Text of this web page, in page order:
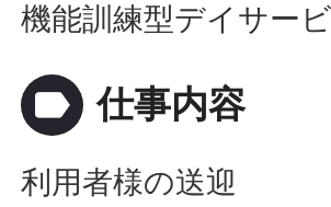
機能訓練型デイサー
label 仕事内容
利用者様の送迎